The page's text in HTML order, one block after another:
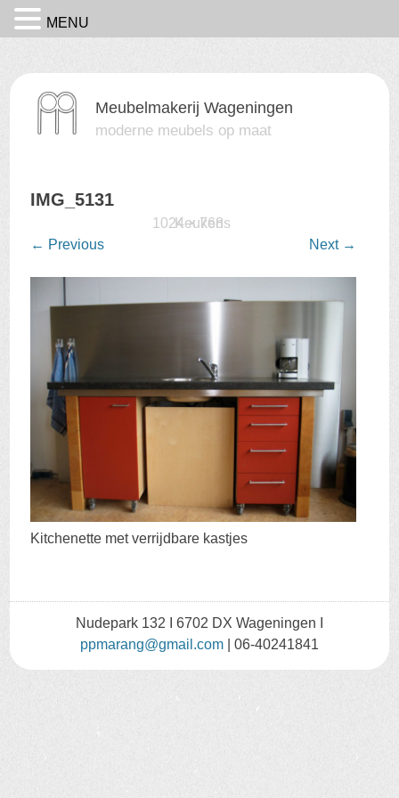
Meubelmakerij Wageningen
moderne meubels op maat
IMG_5131
15 februari 2016at
1024 × 768in
Keukens
← Previous Next →
Kitchenette met verrijdbare kastjes
Nudepark 132 I 6702 DX Wageningen I
ppmarang@gmail.com | 06-40241841
MENU